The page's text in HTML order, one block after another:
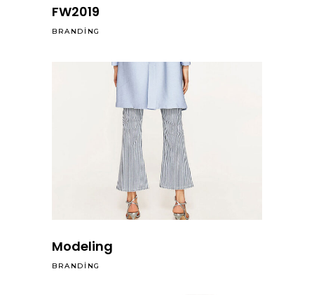
FW2019
BRANDING
Modeling
BRANDING